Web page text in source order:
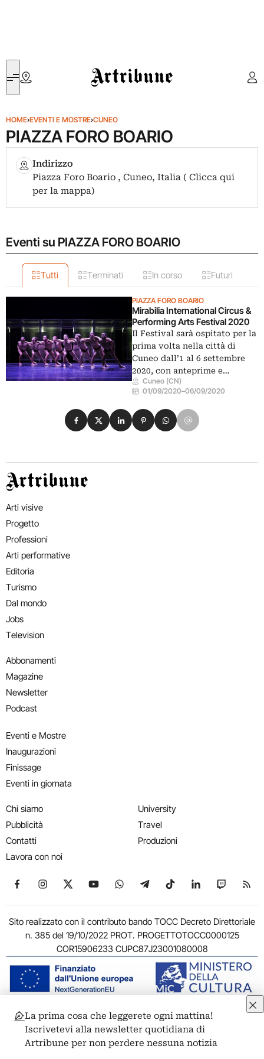
Artribune
HOME›EVENTI E MOSTRE›CUNEO
PIAZZA FORO BOARIO
Indirizzo
Piazza Foro Boario , Cuneo, Italia ( Clicca qui
per la mappa)
Eventi su PIAZZA FORO BOARIO
Tutti Terminati In corso Futuri
PIAZZA FORO BOARIO
Mirabilia International Circus &
Performing Arts Festival 2020
Il Festival sarà ospitato per la
prima volta nella città di
Cuneo dall’1 al 6 settembre
2020, con anteprime e…
Cuneo (CN)
01/09/2020–06/09/2020
Condividi su Facebook
Condividi su X
Condividi su LinkedIn
Condividi su Pinterest
Condividi su WhatsApp
Condividi su Email
Artribune
Arti visive
Progetto
Professioni
Arti performative
Editoria
Turismo
Dal mondo
Jobs
Television
Abbonamenti
Magazine
Newsletter
Podcast
Eventi e Mostre
Inaugurazioni
Finissage
Eventi in giornata
Chi siamo
Pubblicità
Contatti
Lavora con noi
University
Travel
Produzioni
Seguici su Facebook
Seguici su Instagram
Seguici su X
Seguici su YouTube
Seguici su WhatsApp
Seguici su Telegram
Seguici su TikTok
Seguici su
Seguici
Sito realizzato con il contributo bando TOCC Decreto Direttoriale
n. 385 del 19/10/2022 PROT. PROGETTOTOCC0000125
COR15906233 CUPC87J23001080008
© 2011-2026 ARTRIBUNE srl – Corso Vittorio Emanuele II, 287 –
00186 Roma - P.I. 11381581005
Privacy: Responsabile della protezione dei dati personali
La prima cosa che leggerete ogni mattina!
Iscrivetevi alla newsletter quotidiana di
Artribune per non perdere nessuna notizia